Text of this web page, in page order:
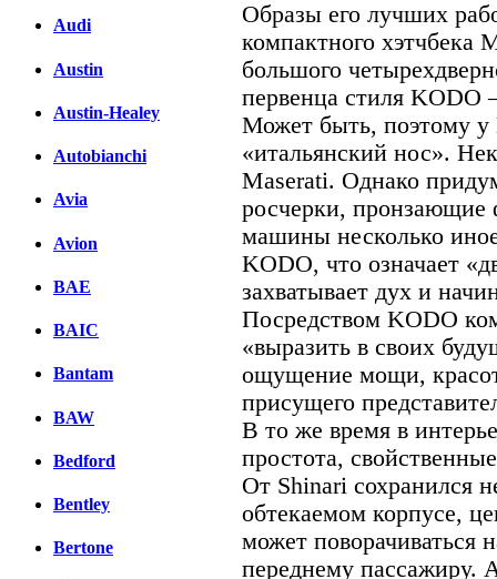
Audi
Austin
Austin-Healey
Autobianchi
Avia
Avion
BAE
BAIC
Bantam
BAW
Bedford
Bentley
Bertone
Образы его лучших
компактного хэтчбека
большого
первенца стиля
Может быть, поэтому у
«итальянский нос».
Maserati. Однако
росчерки, пронзающие
машины несколько
KODO, что означает
захватывает дух и
Посредством KODO
«выразить в своих
ощущение мощи,
присущего
В то же время в
простота,
От Shinari сохранился
обтекаемом корпусе,
может поворачиваться
переднему пассажиру.